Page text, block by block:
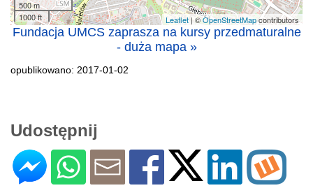
500 m
1000 ft
Leaflet | ©OpenStreetMapcontributors
Fundacja UMCS zaprasza na kursy przedmaturalne
- duża mapa »
opublikowano: 2017-01-02
Udostępnij